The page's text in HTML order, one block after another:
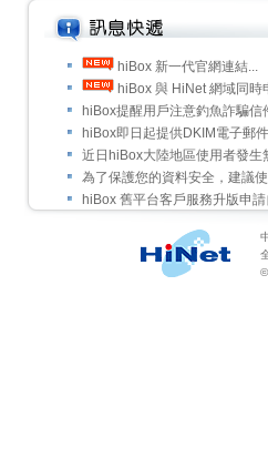
hiBox 新一代官網連結...
hiBox 與 HiNet 網域同時
hiBox提醒用戶注意釣魚詐騙信
hiBox即日起提供DKIM電子郵
近日hiBox大陸地區使用者發生
為了保護您的資料安全，建議
hiBox 舊平台客戶服務升版申